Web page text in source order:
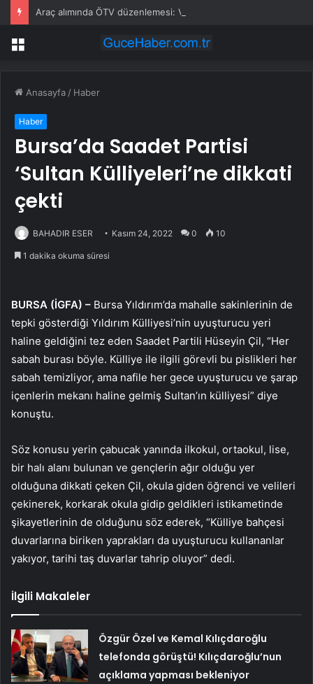
Menü
Anasayfa / Haber
Haber
Bursa’da Saadet Partisi
‘Sultan Külliyeleri’ne dikkati
çekti
BAHADIR ESER Kasım 24, 2022 0 10
1 dakika okuma süresi
BURSA (İGFA) – Bursa Yıldırım’da mahalle sakinlerinin de
tepki gösterdiği Yıldırım Külliyesi’nin uyuşturucu yeri
haline geldiğini tez eden Saadet Partili Hüseyin Çil, “Her
sabah burası böyle. Külliye ile ilgili görevli bu pislikleri her
sabah temizliyor, ama nafile her gece uyuşturucu ve şarap
içenlerin mekanı haline gelmiş Sultan’ın külliyesi” diye
konuştu.
Söz konusu yerin çabucak yanında ilkokul, ortaokul, lise,
bir halı alanı bulunan ve gençlerin ağır olduğu yer
olduğuna dikkati çeken Çil, okula giden öğrenci ve velileri
çekinerek, korkarak okula gidip geldikleri istikametinde
şikayetlerinin de olduğunu söz ederek, “Külliye bahçesi
duvarlarına biriken yaprakları da uyuşturucu kullananlar
yakıyor, tarihi taş duvarlar tahrip oluyor” dedi.
İlgili Makaleler
Özgür Özel ve Kemal Kılıçdaroğlu
telefonda görüştü! Kılıçdaroğlu’nun
açıklama yapması bekleniyor